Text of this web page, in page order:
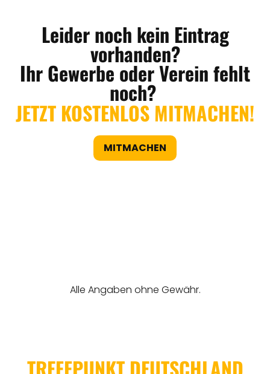
Leider noch kein Eintrag
vorhanden?
Ihr Gewerbe oder Verein fehlt
noch?
JETZT KOSTENLOS MITMACHEN!
MITMACHEN